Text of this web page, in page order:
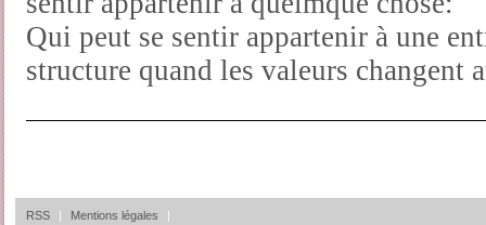
Qui peut se sentir appartenir à une
structure quand les valeurs changent
RSS | Mentions légales |